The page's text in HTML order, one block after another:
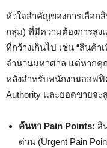
หัวใจสำคัญของการเลือก
กลุ่ม) ที่มีความต้องการสู
ที่กว้างเกินไป เช่น “สินค้
จำนวนมหาศาล แต่หากคุ
หลังสำหรับพนักงานออฟฟิ
Authority และยอดขายจะ
ค้นหา Pain Points: สิ
ด่วน (Urgent Pain